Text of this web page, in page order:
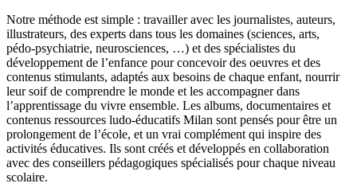
Notre méthode est simple : travailler avec les journalistes, auteurs,
illustrateurs, des experts dans tous les domaines (sciences, arts,
pédo-psychiatrie, neurosciences, …) et des spécialistes du
développement de l’enfance pour concevoir des oeuvres et des
contenus stimulants, adaptés aux besoins de chaque enfant, nourrir
leur soif de comprendre le monde et les accompagner dans
l’apprentissage du vivre ensemble. Les albums, documentaires et
contenus ressources ludo-éducatifs Milan sont pensés pour être un
prolongement de l’école, et un vrai complément qui inspire des
activités éducatives. Ils sont créés et développés en collaboration
avec des conseillers pédagogiques spécialisés pour chaque niveau
scolaire.